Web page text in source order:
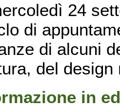
24
di
di alcuni
del
in